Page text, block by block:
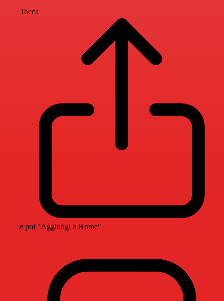
Tocca
e poi "Aggiungi a Home"